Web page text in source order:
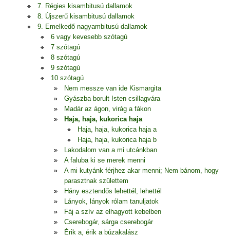
7. Régies kisambitusú dallamok
8. Újszerű kisambitusú dallamok
9. Emelkedő nagyambitusú dallamok
6 vagy kevesebb szótagú
7 szótagú
8 szótagú
9 szótagú
10 szótagú
Nem messze van ide Kismargita
Gyászba borult Isten csillagvára
Madár az ágon, virág a fákon
Haja, haja, kukorica haja
Haja, haja, kukorica haja a
Haja, haja, kukorica haja b
Lakodalom van a mi utcánkban
A faluba ki se merek menni
A mi kutyánk férjhez akar menni; Nem bánom, hogy
parasztnak születtem
Hány esztendős lehettél, lehettél
Lányok, lányok rólam tanuljatok
Fáj a szív az elhagyott kebelben
Cserebogár, sárga cserebogár
Érik a, érik a búzakalász